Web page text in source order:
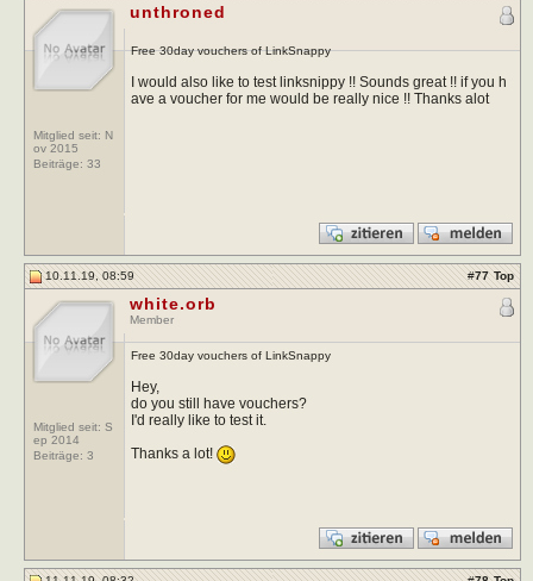
Mitglied seit: N
ov 2015
Beiträge: 33
unthroned
Free 30day vouchers of LinkSnappy
I would also like to test linksnippy !! Sounds great !! if you h
ave a voucher for me would be really nice !! Thanks alot
10.11.19, 08:59 #77 Top
Mitglied seit: S
ep 2014
Beiträge: 3
white.orb
Member
Free 30day vouchers of LinkSnappy
Hey,
do you still have vouchers?
I'd really like to test it.
Thanks a lot!